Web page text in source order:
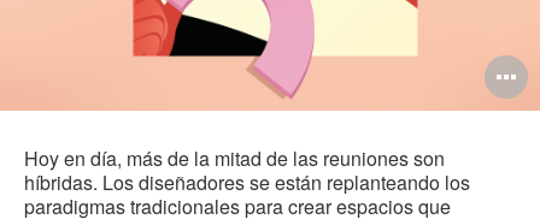
Hoy en día, más de la mitad de las reuniones son
híbridas. Los diseñadores se están replanteando los
paradigmas tradicionales para crear espacios que